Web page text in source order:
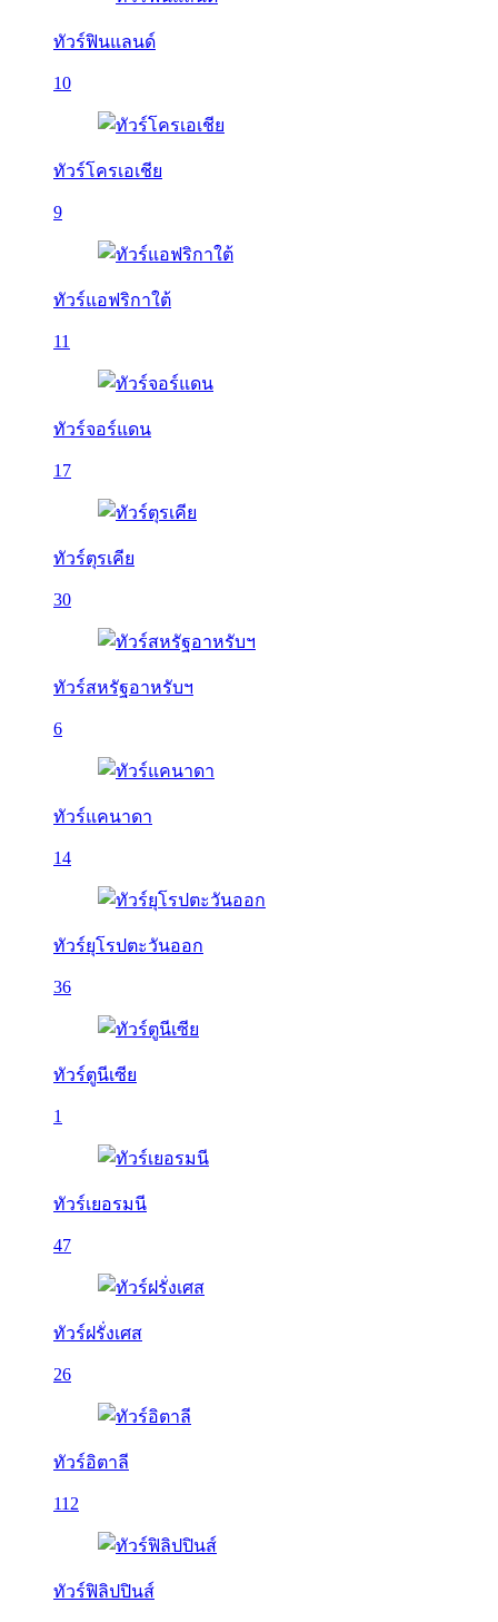
ทัวร์ฟินแลนด์
10
ทัวร์โครเอเชีย
9
ทัวร์แอฟริกาใต้
11
ทัวร์จอร์แดน
17
ทัวร์ตุรเคีย
30
ทัวร์สหรัฐอาหรับฯ
6
ทัวร์แคนาดา
14
ทัวร์ยุโรปตะวันออก
36
ทัวร์ตูนีเซีย
1
ทัวร์เยอรมนี
47
ทัวร์ฝรั่งเศส
26
ทัวร์อิตาลี
112
ทัวร์ฟิลิปปินส์